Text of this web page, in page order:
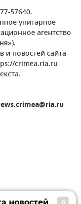
57640.
унитарное
агентство
новостей сайта
crimea.ria.ru
0